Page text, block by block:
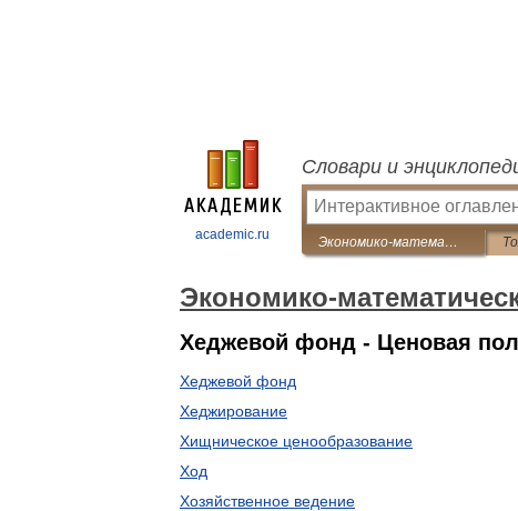
academic.ru
Словари и
Экономико-математический словарь
Экономико-
Хеджевой фонд - Ценовая
Хеджевой фонд
Хеджирование
Хищническое ценообразование
Ход
Хозяйственное ведение